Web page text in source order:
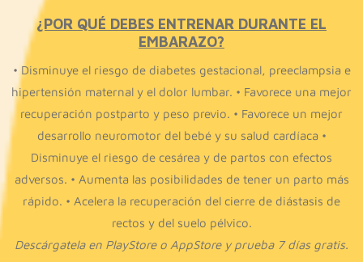
¿POR QUÉ DEBES ENTRENAR DURANTE EL
EMBARAZO?
• Disminuye el riesgo de diabetes gestacional, preeclampsia e
hipertensión maternal y el dolor lumbar. • Favorece una mejor
recuperación postparto y peso previo. • Favorece un mejor
desarrollo neuromotor del bebé y su salud cardíaca •
Disminuye el riesgo de cesárea y de partos con efectos
adversos. • Aumenta las posibilidades de tener un parto más
rápido. • Acelera la recuperación del cierre de diástasis de
rectos y del suelo pélvico.
Descárgatela en PlayStore o AppStore y prueba 7 días gratis.⁣